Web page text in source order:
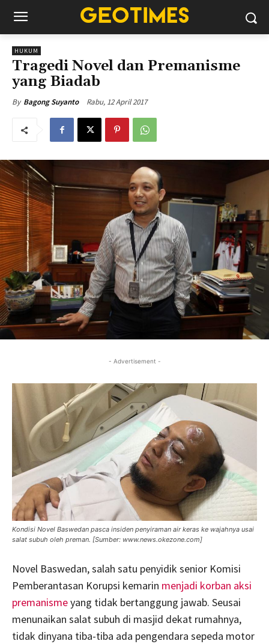
HUKUM
Tragedi Novel dan Premanisme
yang Biadab
By Bagong Suyanto Rabu, 12 April 2017
- Advertisement -
Kondisi Novel Baswedan pasca insiden penyiraman air keras ke wajahnya usai
salat subuh oleh preman. [Sumber: www.news.okezone.com]
Novel Baswedan, salah satu penyidik senior Komisi
Pemberantasan Korupsi kemarin menjadi korban aksi
premanismeyang tidak bertanggung jawab. Seusai
menunaikan salat subuh di masjid dekat rumahnya,
tidak dinyana tiba-tiba ada pengendara sepeda motor